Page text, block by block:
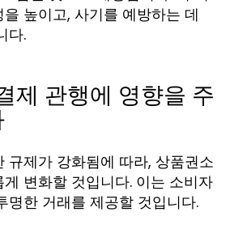
높이고, 사기를 예방하는 데
다.
제 관행에 영향을 주
규제가 강화됨에 따라, 상품권소
변화할 것입니다. 이는 소비자
명한 거래를 제공할 것입니다.